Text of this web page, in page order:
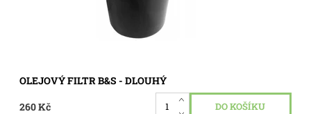
OLEJOVÝ FILTR B&S - DLOUHÝ
260 Kč